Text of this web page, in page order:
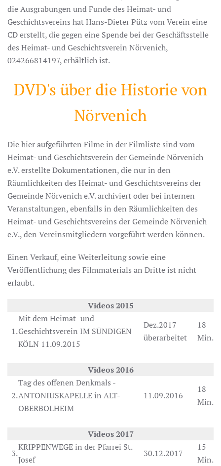
die Ausgrabungen und Funde des Heimat- und
Geschichtsvereins hat Hans-Dieter Pütz vom Verein eine
CD erstellt, die gegen eine Spende bei der Geschäftsstelle
des Heimat- und Geschichtsverein Nörvenich,
024266814197, erhältlich ist.
DVD's über die Historie von
Nörvenich
Die hier aufgeführten Filme in der Filmliste sind vom
Heimat- und Geschichtsverein der Gemeinde Nörvenich
e.V. erstellte Dokumentationen, die nur in den
Räumlichkeiten des Heimat- und Geschichtsvereins der
Gemeinde Nörvenich e.V. archiviert oder bei internen
Veranstaltungen, ebenfalls in den Räumlichkeiten des
Heimat- und Geschichtsvereins der Gemeinde Nörvenich
e.V., den Vereinsmitgliedern vorgeführt werden können.
Einen Verkauf, eine Weiterleitung sowie eine
Veröffentlichung des Filmmaterials an Dritte ist nicht
erlaubt.
Videos 2015
1.
Mit dem Heimat- und
Geschichtsverein IM SÜNDIGEN
KÖLN 11.09.2015
Dez.2017
überarbeitet
18
Min.
Videos 2016
2.
Tag des offenen Denkmals -
ANTONIUSKAPELLE in ALT-
OBERBOLHEIM
11.09.2016
18
Min.
Videos 2017
3.
KRIPPENWEGE in der Pfarrei St.
Josef
30.12.2017
15
Min.